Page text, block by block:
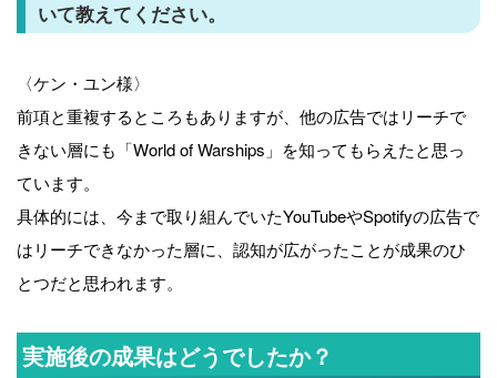
いて教えてください。
〈ケン・ユン様〉
前項と重複するところもありますが、他の広告ではリーチで
きない層にも「World of Warships」を知ってもらえたと思っ
ています。
具体的には、今まで取り組んでいたYouTubeやSpotifyの広告で
はリーチできなかった層に、認知が広がったことが成果のひ
とつだと思われます。
実施後の成果はどうでしたか？